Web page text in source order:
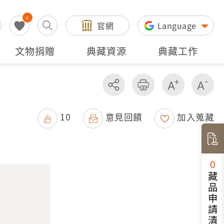
0
官網 Language
文物捐贈 典藏資源 典藏工作
分享 友善列印 增加字級
10 意見回饋 加入蒐藏
0
藏品申請清單